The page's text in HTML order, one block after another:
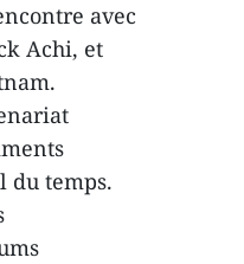
avec
Achi, et
du temps.